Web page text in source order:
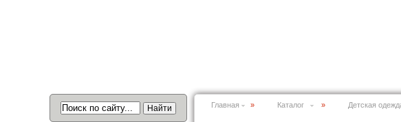
Главная » Каталог » Детская